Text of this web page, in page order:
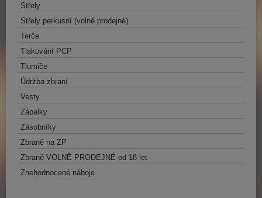
Střely
Střely perkusní (volně prodejné)
Terče
Tlakování PCP
Tlumiče
Údržba zbraní
Vesty
Zápalky
Zásobníky
Zbraně na ZP
Zbraně VOLNĚ PRODEJNÉ od 18 let
Znehodnocené náboje